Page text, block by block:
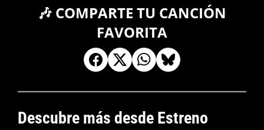
🎶 COMPARTE TU CANCIÓN
FAVORITA
Descubre más desde Estreno